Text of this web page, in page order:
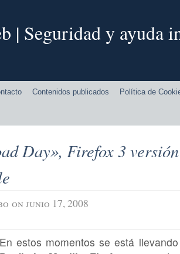
| Seguridad y ayuda
Contenidos publicados Política de
Day», Firefox 3
on junio 17, 2008
En estos momentos se está